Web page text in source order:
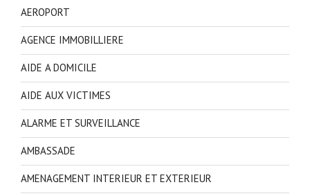
AEROPORT
AGENCE IMMOBILLIERE
AIDE A DOMICILE
AIDE AUX VICTIMES
ALARME ET SURVEILLANCE
AMBASSADE
AMENAGEMENT INTERIEUR ET EXTERIEUR